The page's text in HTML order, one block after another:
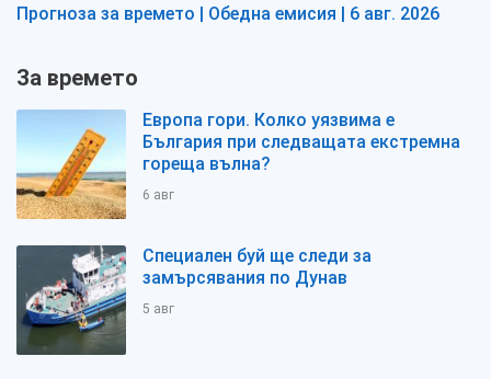
Прогноза за времето | Обедна емисия | 6 авг. 2026
За времето
Европа гори. Колко уязвима е
България при следващата екстремна
гореща вълна?
6 авг
Специален буй ще следи за
замърсявания по Дунав
5 авг